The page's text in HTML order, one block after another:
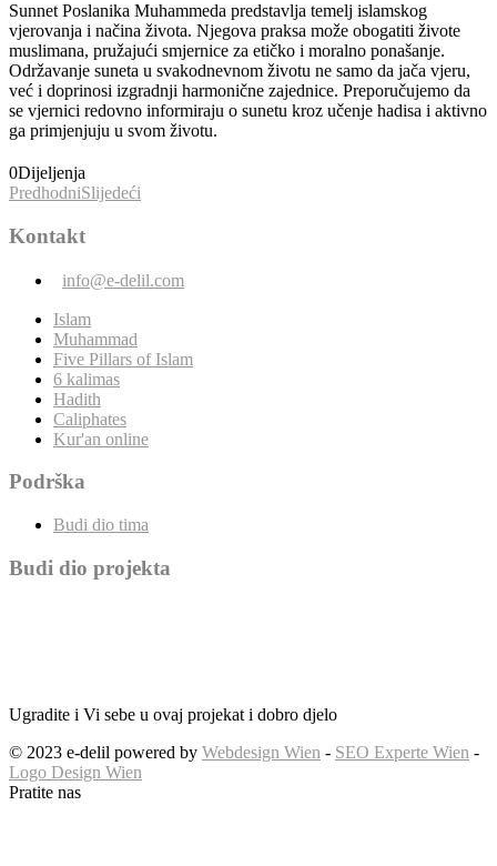
Sunnet Poslanika Muhammeda predstavlja temelj islamskog
vjerovanja i načina života. Njegova praksa može obogatiti živote
muslimana, pružajući smjernice za etičko i moralno ponašanje.
Održavanje suneta u svakodnevnom životu ne samo da jača vjeru,
već i doprinosi izgradnji harmonične zajednice. Preporučujemo da
se vjernici redovno informiraju o sunetu kroz učenje hadisa i aktivno
ga primjenjuju u svom životu.
0Dijeljenja
PredhodniSlijedeći
Kontakt
info@e-delil.com
Islam
Muhammad
Five Pillars of Islam
6 kalimas
Hadith
Caliphates
Kur'an online
Podrška
Budi dio tima
Budi dio projekta
Ugradite i Vi sebe u ovaj projekat i dobro djelo
© 2023 e-delil powered by Webdesign Wien - SEO Experte Wien -
Logo Design Wien
Pratite nas